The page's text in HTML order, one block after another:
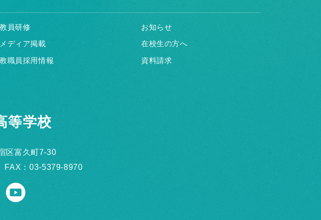
教員研修
お知らせ
メディア掲載
在校生の方へ
教職員採用情報
資料請求
等学校
区富久町7-30
：03-5379-8970